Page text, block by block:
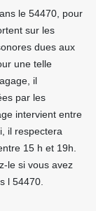
le 54470, pour
sur les
dues aux
une telle
il
par les
intervient entre
il respectera
15 h et 19h.
le si vous avez
l 54470.